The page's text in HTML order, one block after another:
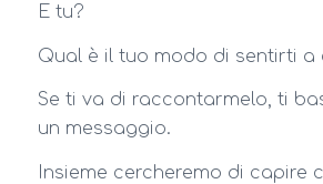
E tu?
Qual è il tuo modo di sentirti a
Se ti va di raccontarmelo, ti
un messaggio.
Insieme cercheremo di capire